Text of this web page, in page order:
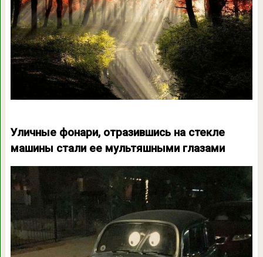
Уличные фонари, отразившись на стекле
машины стали ее мультяшными глазами